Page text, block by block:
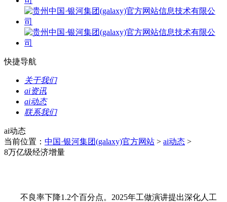
快捷导航
关于我们
ai资讯
ai动态
联系我们
ai动态
当前位置： 中国·银河集团(galaxy)官方网站 > ai动态 >
8万亿级经济增量
不良率下降1.2个百分点。2025年工做演讲提出深化人工